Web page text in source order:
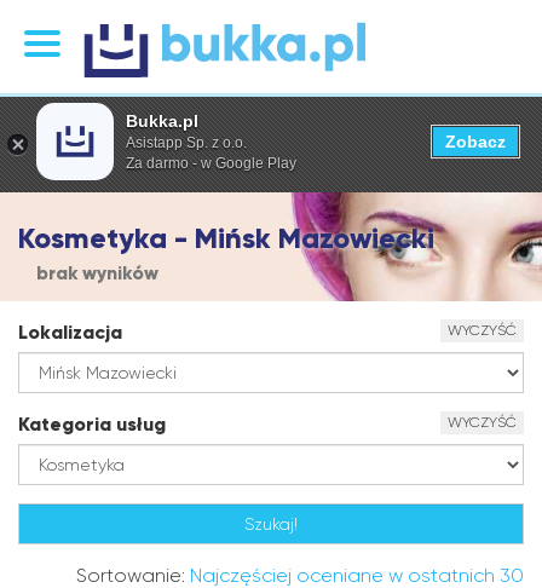
Kosmetyka - Mińsk Mazowiecki
brak wyników
Lokalizacja WYCZYŚĆ
Kategoria usług WYCZYŚĆ
Sortowanie: Najczęściej oceniane w ostatnich 30
Bukka.pl
Asistapp Sp. z o.o.
Za darmo - w Google Play
Zobacz